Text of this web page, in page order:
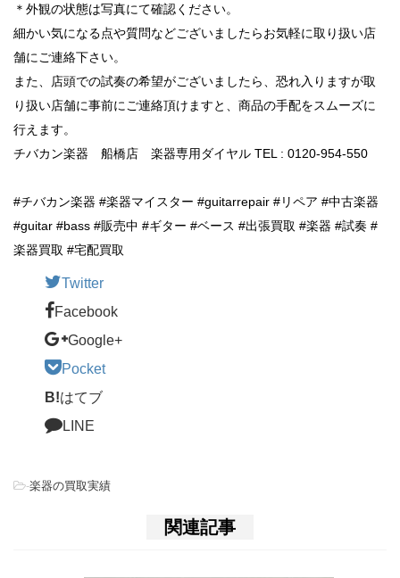
＊外観の状態は写真にて確認ください。
細かい気になる点や質問などございましたらお気軽に取り扱い店
舗にご連絡下さい。
また、店頭での試奏の希望がございましたら、恐れ入りますが取
り扱い店舗に事前にご連絡頂けますと、商品の手配をスムーズに
行えます。
チバカン楽器 船橋店 楽器専用ダイヤル TEL : 0120-954-550
#チバカン楽器 #楽器マイスター #guitarrepair #リペア #中古楽器
#guitar #bass #販売中 #ギター #ベース #出張買取 #楽器 #試奏 #
楽器買取 #宅配買取
Twitter
Facebook
Google+
Pocket
B!はてブ
LINE
-楽器の買取実績
関連記事